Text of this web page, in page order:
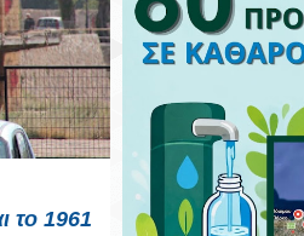
το 1961
Χανίων
Γιορτή Εφτάζυμου
Την Στήριξη Της
Οι Παραστάσεις
Δήμου
Αυγούστου 2026